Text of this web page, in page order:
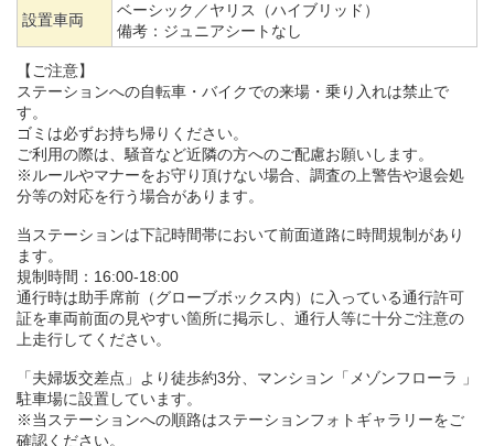
設置車両
ベーシック／ヤリス（ハイブリッド）
備考： ジュニアシートなし
【ご注意】
ステーションへの自転車・バイクでの来場・乗り入れは禁止で
す。
ゴミは必ずお持ち帰りください。
ご利用の際は、騒音など近隣の方へのご配慮お願いします。
※ルールやマナーをお守り頂けない場合、調査の上警告や退会処
分等の対応を行う場合があります。
当ステーションは下記時間帯において前面道路に時間規制があり
ます。
規制時間：16:00-18:00
通行時は助手席前（グローブボックス内）に入っている通行許可
証を車両前面の見やすい箇所に掲示し、通行人等に十分ご注意の
上走行してください。
「夫婦坂交差点」より徒歩約3分、マンション「メゾンフローラ 」
駐車場に設置しています。
※当ステーションへの順路はステーションフォトギャラリーをご
確認ください。